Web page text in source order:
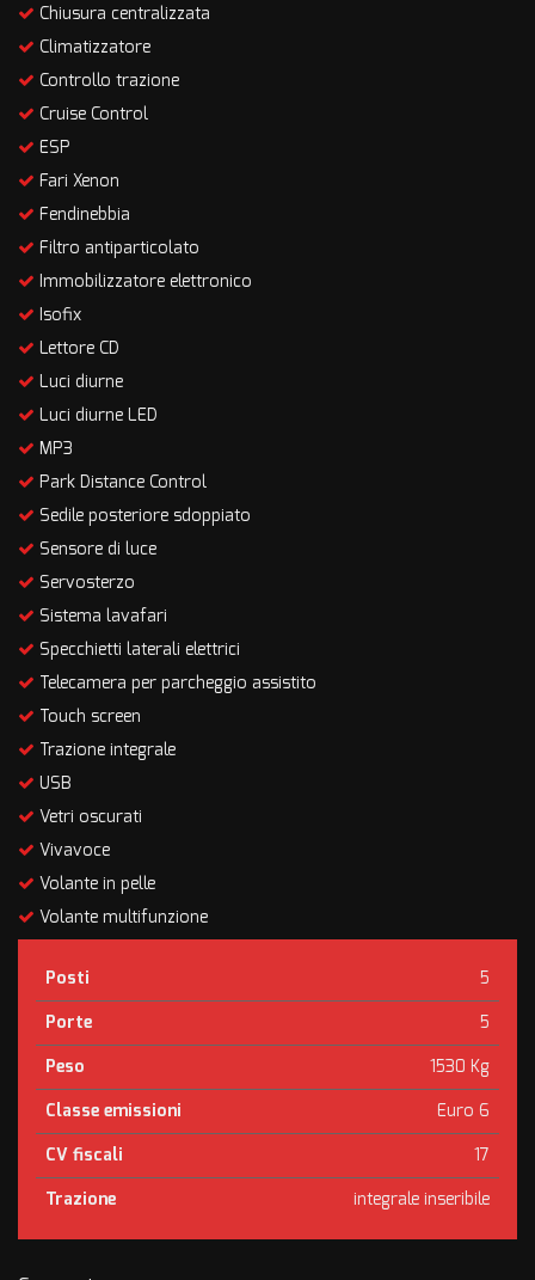
Chiusura centralizzata
Climatizzatore
Controllo trazione
Cruise Control
ESP
Fari Xenon
Fendinebbia
Filtro antiparticolato
Immobilizzatore elettronico
Isofix
Lettore CD
Luci diurne
Luci diurne LED
MP3
Park Distance Control
Sedile posteriore sdoppiato
Sensore di luce
Servosterzo
Sistema lavafari
Specchietti laterali elettrici
Telecamera per parcheggio assistito
Touch screen
Trazione integrale
USB
Vetri oscurati
Vivavoce
Volante in pelle
Volante multifunzione
Posti
5
Porte
5
Peso
1530 Kg
Classe emissioni
Euro 6
CV fiscali
17
Trazione
integrale inseribile